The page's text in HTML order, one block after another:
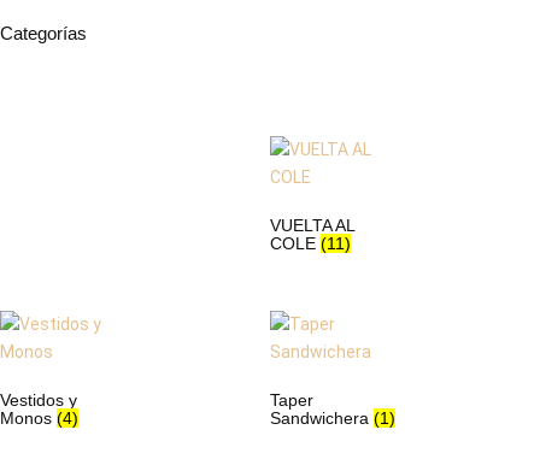
Categorías
VUELTA AL
COLE (11)
Vestidos y
Monos (4)
Taper
Sandwichera (1)